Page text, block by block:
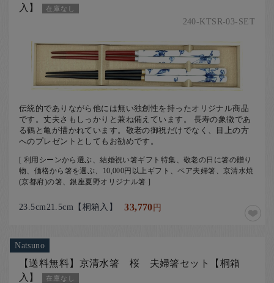
入】
在庫なし
240-KTSR-03-SET
伝統的でありながら他には無い独創性を持ったオリジナル商品
です。丈夫さもしっかりと兼ね備えています。 長寿の象徴であ
る鶴と亀が描かれています。敬老の御祝だけでなく、目上の方
へのプレゼントとしてもお勧めです。
[ 利用シーンから選ぶ、結婚祝い箸ギフト特集、敬老の日に箸の贈り
物、価格から箸を選ぶ、10,000円以上ギフト、ペア夫婦箸、京清水焼
(京都府)の箸、銀座夏野オリジナル箸 ]
23.5cm21.5cm【桐箱入】 33,770円
Natsuno
【送料無料】京清水箸 桜 夫婦箸セット【桐箱
入】
在庫なし